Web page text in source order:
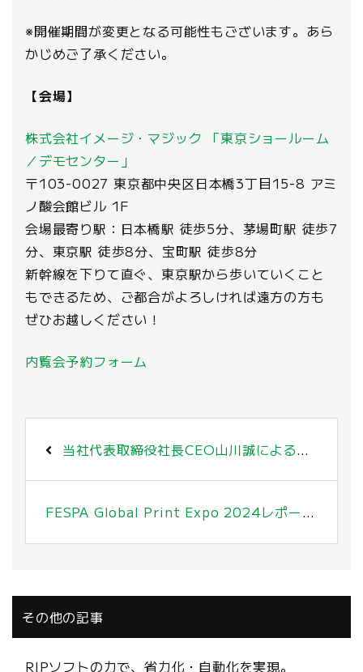
※開催期間が変更となる可能性もございます。あら
かじめご了承ください。
【会場】
株式会社イメージ・マジック 「東京ショールーム
／デモセンター」
〒103-0027 東京都中央区日本橋3丁目15-8 アミ
ノ酸会館ビル 1F
会場最寄り駅：日本橋駅 徒歩5分、茅場町駅 徒歩7
分、東京駅 徒歩8分、宝町駅 徒歩8分
新幹線を下りて直ぐ、東京駅から歩いていくこと
もできるため、ご都合がよろしければ遠方の方も
ぜひお越しください！
内覧会予約フォーム
当社代表取締役社長CEO山川誠による講演動画＆内覧会開催のお知らせ｜2024年4月3日号
FESPA Global Print Expo 2024レポートVOL.2 / 内覧会のお知らせ
その他の記事
RIPソフトの力で、省力化・自動化を実現。